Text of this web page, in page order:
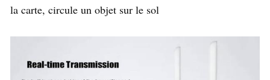
la carte, circule un objet sur le sol